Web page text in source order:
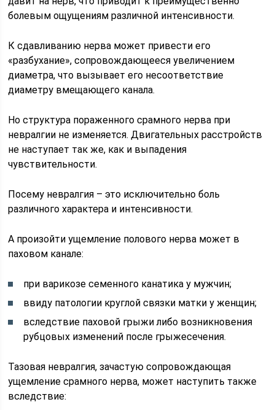
болевым ощущениям различной интенсивности.
К сдавливанию нерва может привести его
«разбухание», сопровождающееся увеличением
диаметра, что вызывает его несоответствие
диаметру вмещающего канала.
Но структура пораженного срамного нерва при
невралгии не изменяется. Двигательных расстройств
не наступает так же, как и выпадения
чувствительности.
Посему невралгия – это исключительно боль
различного характера и интенсивности.
А произойти ущемление полового нерва может в
паховом канале:
при варикозе семенного канатика у мужчин;
ввиду патологии круглой связки матки у женщин;
вследствие паховой грыжи либо возникновения
рубцовых изменений после грыжесечения.
Тазовая невралгия, зачастую сопровождающая
ущемление срамного нерва, может наступить также
вследствие: